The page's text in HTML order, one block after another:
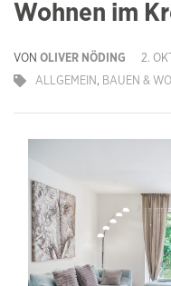
Wohnen im
VON OLIVER NÖDING
2.
ALLGEMEIN, BAUEN &